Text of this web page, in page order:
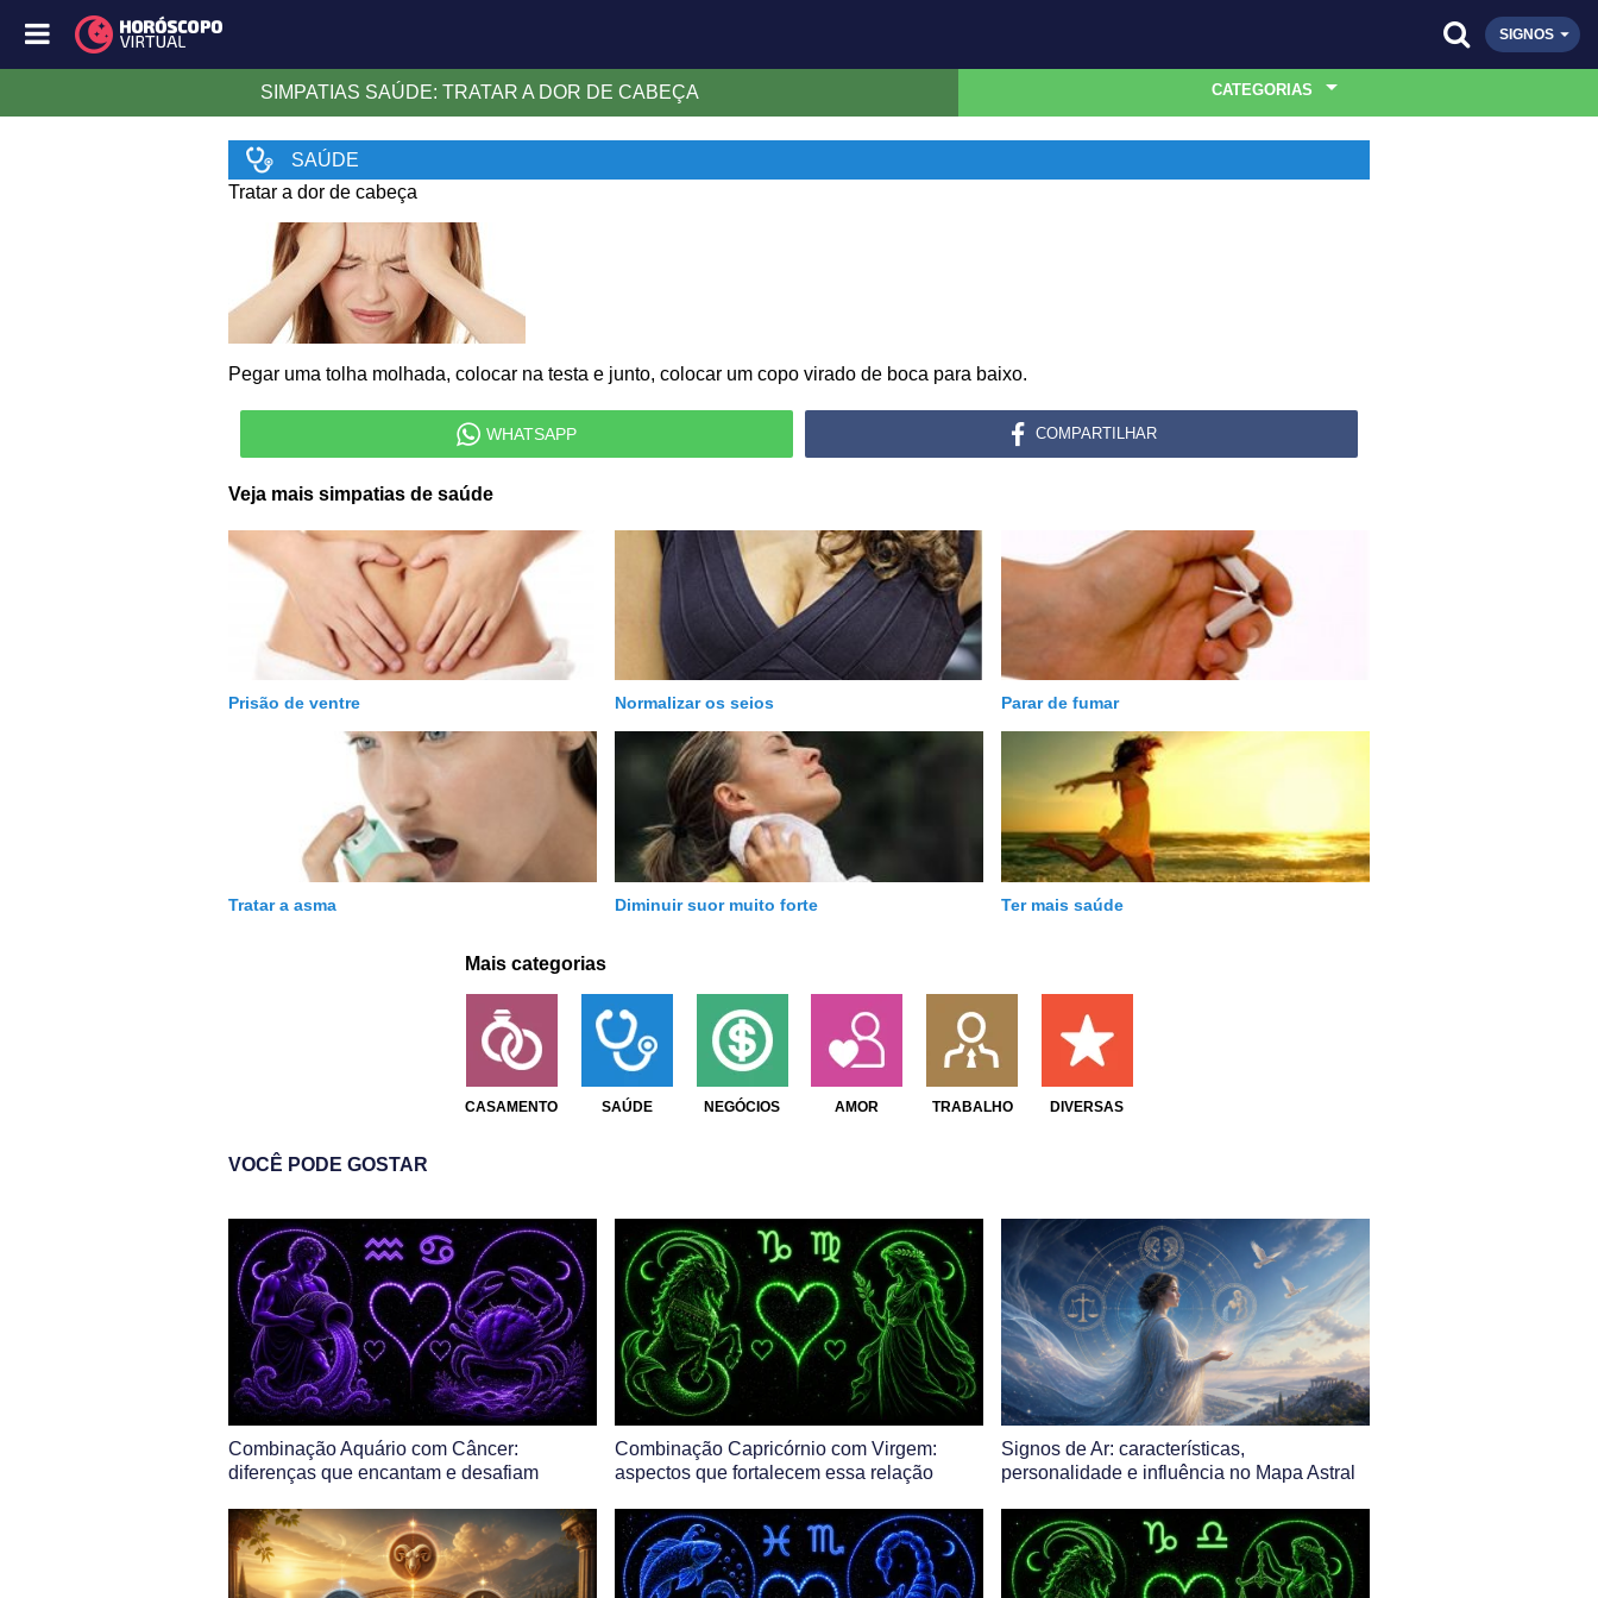
SIGNOS
SIMPATIAS SAÚDE: TRATAR A DOR DE CABEÇA CATEGORIAS
SAÚDE
Tratar a dor de cabeça
Pegar uma tolha molhada, colocar na testa e junto, colocar um copo virado de boca para baixo.
WHATSAPP COMPARTILHAR
Veja mais simpatias de saúde
Prisão de ventre Normalizar os seios Parar de fumar
Tratar a asma Diminuir suor muito forte Ter mais saúde
Mais categorias
CASAMENTO SAÚDE NEGÓCIOS AMOR TRABALHO DIVERSAS
VOCÊ PODE GOSTAR
Combinação Aquário com Câncer:
diferenças que encantam e desafiam
Combinação Capricórnio com Virgem:
aspectos que fortalecem essa relação
Signos de Ar: características,
personalidade e influência no Mapa Astral